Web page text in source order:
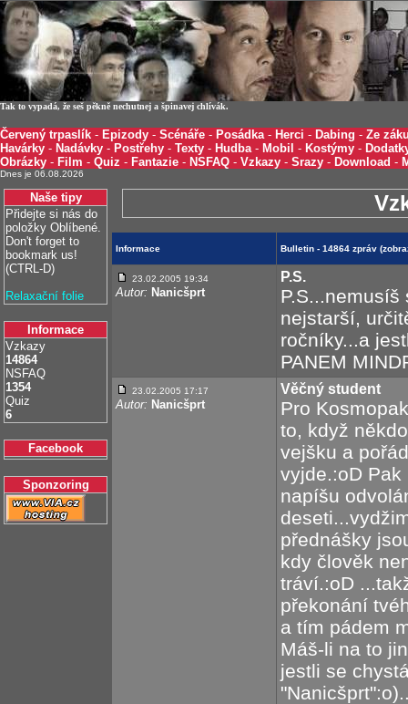
Tak to vypadá, že seš pěkně nechutnej a špinavej chlívák.
Červený trpaslík - Epizody - Scénáře - Posádka- Herci - Dabing - Ze
Havárky - Nadávky - Postřehy - Texty - Hudba- Mobil - Kostýmy -
Obrázky - Film - Quiz - Fantazie - NSFAQ - Vzkazy - Srazy - Download -
Dnes je 06.08.2026
Naše tipy
Přidejte si nás do
položky Oblíbené.
Don't forget to
bookmark us!
(CTRL-D)
Relaxační folie
Informace
Vzkazy
14864
NSFAQ
1354
Quiz
6
Facebook
Sponzoring
Informace Bulletin - 14864 zpráv
23.02.2005 19:34
Autor: Nanicšprt
P.S.
nejstarší,
ročníky...a
PANEM
23.02.2005 17:17
Autor: Nanicšprt
Věčný student
Pro
to, když
vejšku a
vyjde.:oD
napíšu
přednášky
kdy člověk
tráví.:oD
překonání
a tím pádem
Máš-li na to
jestli se